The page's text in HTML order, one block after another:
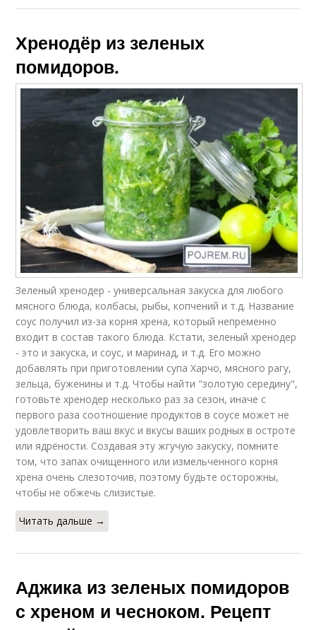
Хренодёр из зеленых
помидоров.
Зеленый хренодер - универсальная закуска для любого
мясного блюда, колбасы, рыбы, копчений и т.д. Название
соус получил из-за корня хрена, который непременно
входит в состав такого блюда. Кстати, зеленый хренодер
- это и закуска, и соус, и маринад, и т.д. Его можно
добавлять при приготовлении супа Харчо, мясного рагу,
зельца, буженины и т.д. Чтобы найти "золотую середину",
готовьте хренодер несколько раз за сезон, иначе с
первого раза соотношение продуктов в соусе может не
удовлетворить ваш вкус и вкусы ваших родных в остроте
или ядрёности. Создавая эту жгучую закуску, помните
том, что запах очищенного или измельченного корня
хрена очень слезоточив, поэтому будьте осторожны,
чтобы не обжечь слизистые.
Читать дальше →
Аджика из зеленых помидоров
с хреном и чесноком. Рецепт